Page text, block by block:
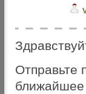
Отправьте
ближайшее